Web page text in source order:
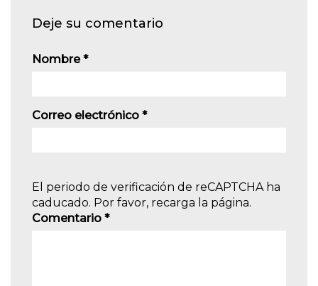
Deje su comentario
Nombre*
Correo electrónico *
El periodo de verificación de reCAPTCHA ha
caducado. Por favor, recarga la página.
Comentario *